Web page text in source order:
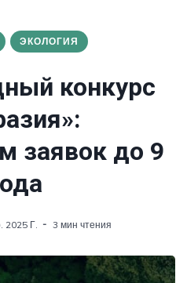
ЭКОЛОГИЯ
конкурс
заявок до 9
2025 Г. 3 мин чтения